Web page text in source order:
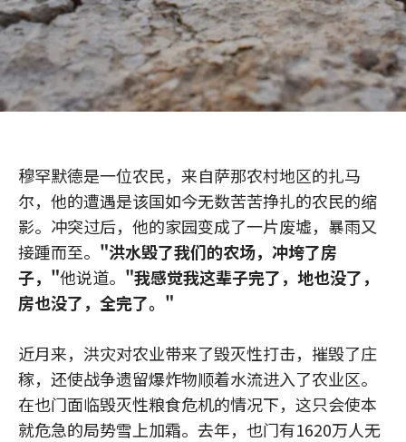
穆罕默德是一位农民，来自萨那农村地区的扎马
尔，他的遭遇是该国如今无数苦苦挣扎的农民的缩
影。冲突过后，他的家园变成了一片废墟，暴雨又
接踵而至。 "洪水毁了我们的农场，冲垮了房
子，"他说道。 "我感觉我这辈子完了，地也没了，
房也没了，全完了。"
近月来，洪灾对农业带来了毁灭性打击，摧毁了庄
稼，还使战争遗留爆炸物顺着水流进入了农业区。
在也门面临毁灭性粮食危机的情况下，这只会使本
就危急的局势雪上加霜。去年，也门有1620万人无